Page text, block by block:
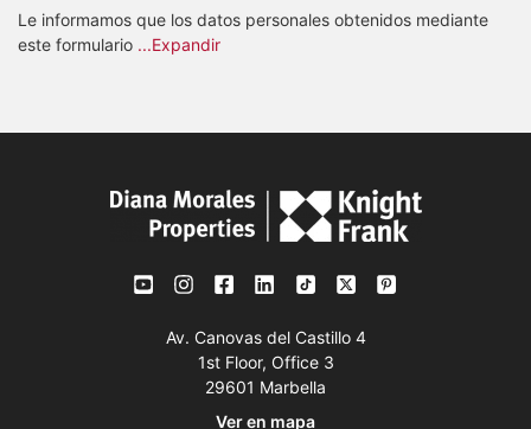
Le informamos que los datos personales obtenidos mediante
este formulario ...Expandir
Av. Canovas del Castillo 4
1st Floor, Office 3
29601 Marbella
Ver en mapa